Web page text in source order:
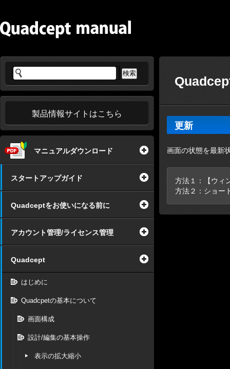
製品情報サイトはこちら
マニュアルダウンロード
スタートアップガイド
Quadceptをお使いになる前に
アカウント管理/ライセンス管理
Quadcept
はじめに
Quadcpetの基本について
画面構成
設計/編集の基本操作
表示の拡大縮小
更新
画面の状態を最新
方法１：【ウィ
方法２：ショー